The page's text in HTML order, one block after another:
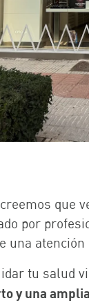
que
por
una atención
tu salud
y una